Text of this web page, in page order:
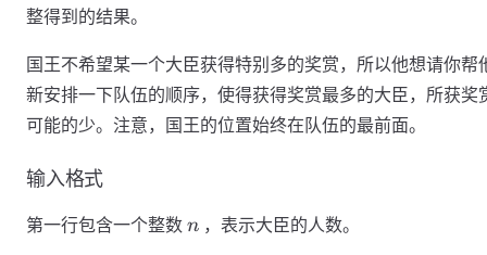
整得到的结果。
国王不希望某一个大臣获得特别多的奖赏，所以他想请你帮
新安排一下队伍的顺序，使得获得奖赏最多的大臣，所获奖
可能的少。注意，国王的位置始终在队伍的最前面。
输入格式
第一行包含一个整数 n
n ，表示大臣的人数。